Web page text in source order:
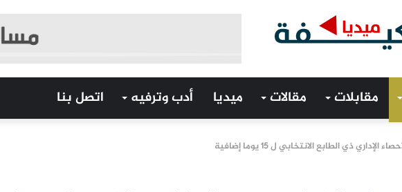
مقابلات مقالات ميديا أدب وترفيه اتصل بنا
الإداري ذي الطابع الانتخابي ل 15 يوما إضافية